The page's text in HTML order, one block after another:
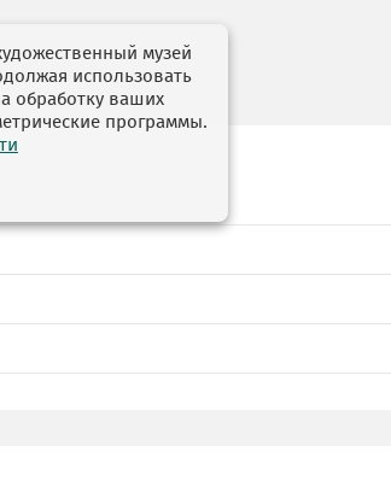
музей
использовать
обработку ваших
программы.